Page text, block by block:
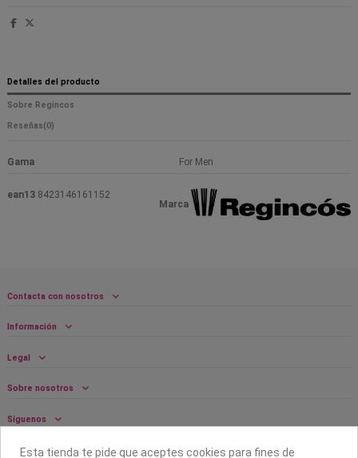
Detalles del producto
Sobre Regincos
Reseñas(0)
Gama For Men
Marca
ean13 8423146161152
Contacta con nosotros
Información
Legal
Sobre nosotros
Síguenos
Boletín
Esta tienda te pide que aceptes cookies para fines de